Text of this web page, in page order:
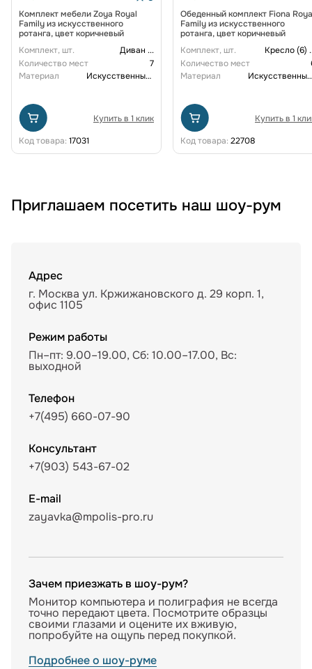
Комплект мебели Zoya Royal
Family из искусственного
ротанга, цвет коричневый
Комплект, шт.
Диван ...
Количество мест
7
Материал
Искусственный ротанг
Купить в 1 клик
Код товара: 17031
Обеденный комплект Fiona
Family из искусственного
ротанга, цвет коричневый
Комплект, шт.
Кресло (6)
Количество мест
Материал
Искусственный ротанг
Купить в 1
Код товара: 22708
Приглашаем посетить наш шоу-рум
Адрес
г. Москва ул. Кржижановского д. 29 корп. 1,
офис 1105
Режим работы
Пн–пт: 9.00–19.00, Сб: 10.00–17.00, Вс:
выходной
Телефон
+7(495) 660-07-90
Консультант
+7(903) 543-67-02
E-mail
zayavka@mpolis-pro.ru
Зачем приезжать в шоу-рум?
Монитор компьютера и полиграфия не всегда
точно передают цвета. Посмотрите образцы
своими глазами и оцените их вживую,
попробуйте на ощупь перед покупкой.
Подробнее о шоу-руме